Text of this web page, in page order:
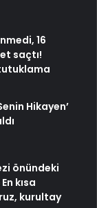
16
saçtı!
Hikayen’
önündeki
kısa
kurultay